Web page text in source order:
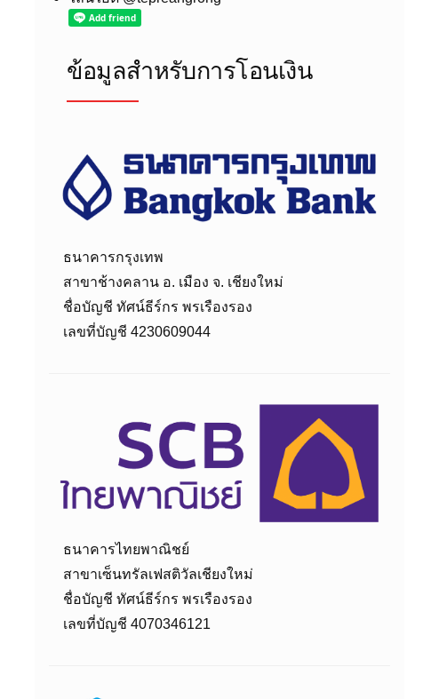
ข้อมูลสำหรับการโอนเงิน
ธนาคารกรุงเทพ
สาขาช้างคลาน อ. เมือง จ. เชียงใหม่
ชื่อบัญชี ทัศน์ธีร์กร พรเรืองรอง
เลขที่บัญชี 4230609044
ธนาคารไทยพาณิชย์
สาขาเซ็นทรัลเฟสติวัลเชียงใหม่
ชื่อบัญชี ทัศน์ธีร์กร พรเรืองรอง
เลขที่บัญชี 4070346121